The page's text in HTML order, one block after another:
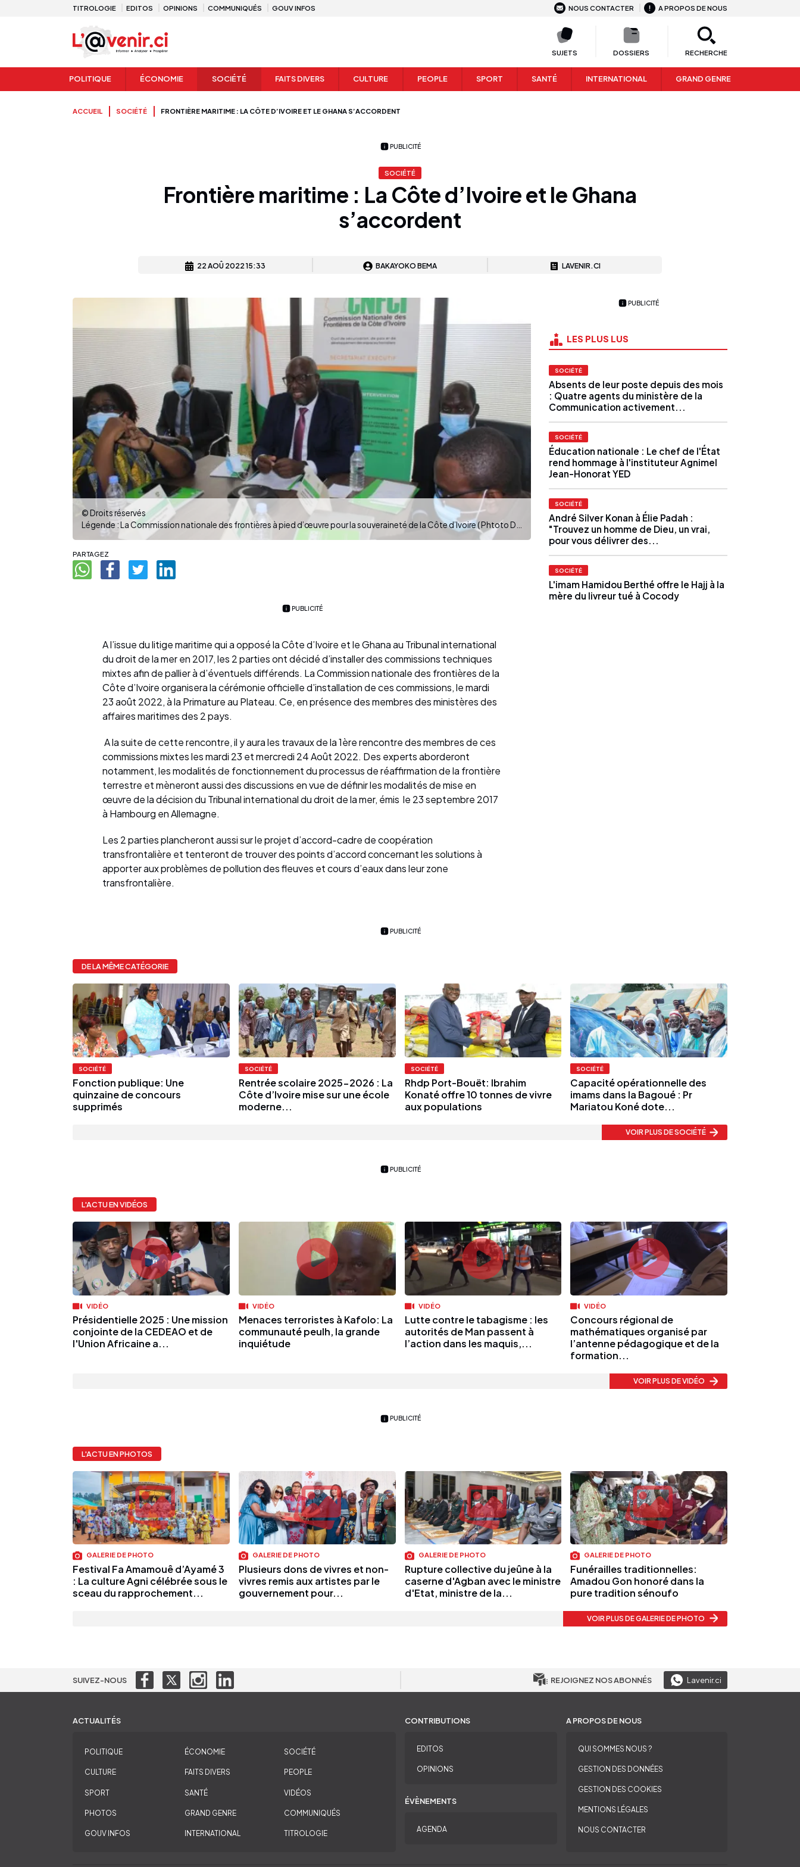
TITROLOGIE EDITOS OPINIONS COMMUNIQUÉS GOUV INFOS NOUS CONTACTER A PROPOS DE NOUS
SUJETS DOSSIERS RECHERCHE
POLITIQUE ÉCONOMIE SOCIÉTÉ FAITS DIVERS CULTURE PEOPLE SPORT SANTÉ INTERNATIONAL GRAND GENRE
ACCUEIL SOCIÉTÉ FRONTIÈRE MARITIME : LA CÔTE D’IVOIRE ET LE GHANA S’ACCORDENT
PUBLICITÉ
SOCIÉTÉ
Frontière maritime : La Côte d’Ivoire et le Ghana
s’accordent
22 AOÛ 2022 15:33 BAKAYOKO BEMA LAVENIR.CI
© Droits réservés
PARTAGEZ
PUBLICITÉ
A l’issue du litige maritime qui a opposé la Côte d’Ivoire et le Ghana au Tribunal international
du droit de la mer en 2017, les 2 parties ont décidé d’installer des commissions techniques
mixtes afin de pallier à d’éventuels différends. La Commission nationale des frontières de la
Côte d’Ivoire organisera la cérémonie officielle d’installation de ces commissions, le mardi
23 août 2022, à la Primature au Plateau. Ce, en présence des membres des ministères des
affaires maritimes des 2 pays.
A la suite de cette rencontre, il y aura les travaux de la 1ère rencontre des membres de ces
commissions mixtes les mardi 23 et mercredi 24 Août 2022. Des experts aborderont
notamment, les modalités de fonctionnement du processus de réaffirmation de la frontière
terrestre et mèneront aussi des discussions en vue de définir les modalités de mise en
œuvre de la décision du Tribunal international du droit de la mer, émis le 23 septembre 2017
à Hambourg en Allemagne.
Les 2 parties plancheront aussi sur le projet d’accord-cadre de coopération
transfrontalière et tenteront de trouver des points d’accord concernant les solutions à
apporter aux problèmes de pollution des fleuves et cours d’eaux dans leur zone
transfrontalière.
PUBLICITÉ
LES PLUS LUS
SOCIÉTÉ
Absents de leur poste depuis des mois
: Quatre agents du ministère de la
Communication activement...
SOCIÉTÉ
Éducation nationale : Le chef de l'État
rend hommage à l'instituteur Agnimel
Jean-Honorat YED
SOCIÉTÉ
André Silver Konan à Élie Padah :
"Trouvez un homme de Dieu, un vrai,
pour vous délivrer des...
SOCIÉTÉ
L'imam Hamidou Berthé offre le Hajj à la
mère du livreur tué à Cocody
PUBLICITÉ
DE LA MÊME CATÉGORIE
SOCIÉTÉ
Fonction publique: Une
quinzaine de concours
supprimés
SOCIÉTÉ
Rentrée scolaire 2025-2026 : La
Côte d’Ivoire mise sur une école
moderne...
SOCIÉTÉ
Rhdp Port-Bouët: Ibrahim
Konaté offre 10 tonnes de vivre
aux populations
SOCIÉTÉ
Capacité opérationnelle des
imams dans la Bagoué : Pr
Mariatou Koné dote...
VOIR PLUS DE SOCIÉTÉ
PUBLICITÉ
L'ACTU EN VIDÉOS
VIDÉO
Présidentielle 2025 : Une mission
conjointe de la CEDEAO et de
l'Union Africaine a...
VIDÉO
Menaces terroristes à Kafolo: La
communauté peulh, la grande
inquiétude
VIDÉO
Lutte contre le tabagisme : les
autorités de Man passent à
l’action dans les maquis,...
VIDÉO
Concours régional de
mathématiques organisé par
l’antenne pédagogique et de la
formation...
VOIR PLUS DE VIDÉO
PUBLICITÉ
L'ACTU EN PHOTOS
GALERIE DE PHOTO
Festival Fa Amamouê d’Ayamé 3
: La culture Agni célébrée sous le
sceau du rapprochement...
GALERIE DE PHOTO
Plusieurs dons de vivres et non-
vivres remis aux artistes par le
gouvernement pour...
GALERIE DE PHOTO
Rupture collective du jeûne à la
caserne d'Agban avec le ministre
d'Etat, ministre de la...
GALERIE DE PHOTO
Funérailles traditionnelles:
Amadou Gon honoré dans la
pure tradition sénoufo
VOIR PLUS DE GALERIE DE PHOTO
SUIVEZ-NOUS REJOIGNEZ NOS ABONNÉS Lavenir.ci
ACTUALITÉS
POLITIQUE ÉCONOMIE SOCIÉTÉ
CULTURE FAITS DIVERS PEOPLE
SPORT SANTÉ VIDÉOS
PHOTOS GRAND GENRE COMMUNIQUÉS
GOUV INFOS INTERNATIONAL TITROLOGIE
CONTRIBUTIONS
EDITOS
OPINIONS
ÉVÈNEMENTS
AGENDA
A PROPOS DE NOUS
QUI SOMMES NOUS ?
GESTION DES DONNÉES
GESTION DES COOKIES
MENTIONS LÉGALES
NOUS CONTACTER